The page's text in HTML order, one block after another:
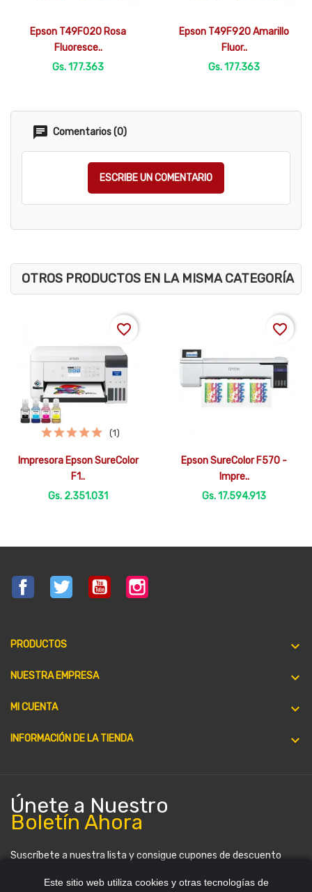
 Vista rápida
Epson T49F020 Rosa
Fluoresce..
Gs. 177.363
Vista rápida
Epson T49F920 Amarillo
Fluor..
Gs. 177.363
Comentarios (0)
ESCRIBE UN COMENTARIO
OTROS PRODUCTOS EN LA MISMA CATEGORÍA
Vista rápida
Impresora Epson SureColor
F1..
Gs. 2.351.031
(1)
favorite_border
Vista rápida
Epson SureColor F570 -
Impre..
Gs. 17.594.913
favorite_border
Facebook Twitter YouTube
PRODUCTOS 
NUESTRA EMPRESA 
MI CUENTA 
INFORMACIÓN DE LA TIENDA keyboard_arrow_down
Este sitio web utiliza cookies y otras tecnologías de
Únete a Nuestro
Boletín Ahora
Suscríbete a nuestra lista y consigue cupones de descuento